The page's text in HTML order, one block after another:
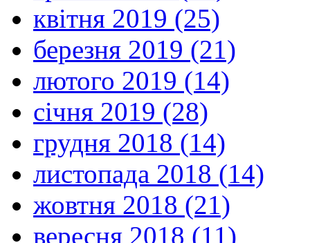
квітня 2019 (25)
березня 2019 (21)
лютого 2019 (14)
січня 2019 (28)
грудня 2018 (14)
листопада 2018 (14)
жовтня 2018 (21)
вересня 2018 (11)